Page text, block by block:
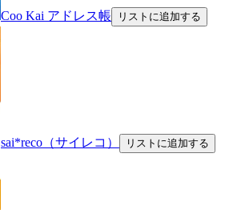
Coo Kai アドレス帳 リストに追加する
sai*reco（サイレコ） リストに追加する